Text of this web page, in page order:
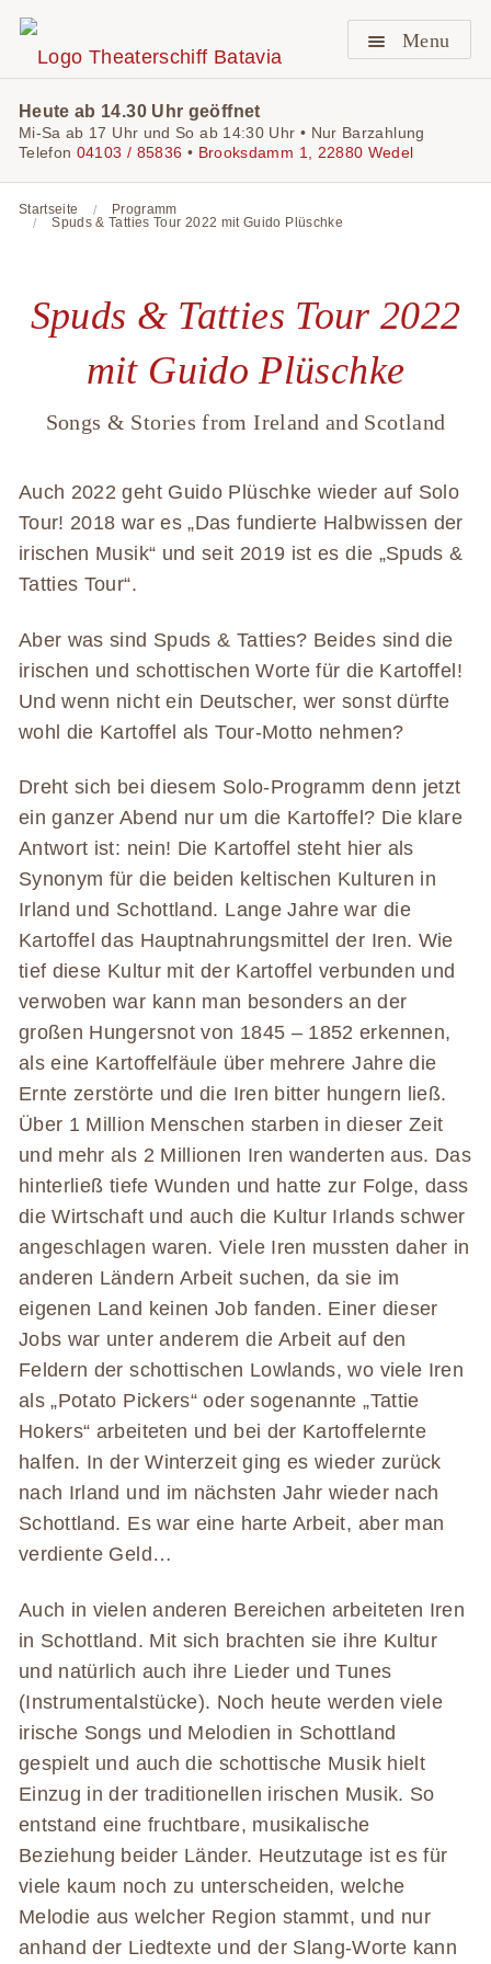
Menu
Heute ab 14.30 Uhr geöffnet
Mi-Sa ab 17 Uhr und So ab 14:30 Uhr • Nur Barzahlung
Telefon 04103 / 85836 • Brooksdamm 1, 22880 Wedel
Startseite
Programm
Spuds & Tatties Tour 2022 mit Guido Plüschke
Spuds & Tatties Tour 2022
mit Guido Plüschke
Songs & Stories from Ireland and Scotland
Auch 2022 geht Guido Plüschke wieder auf Solo
Tour! 2018 war es „Das fundierte Halbwissen der
irischen Musik“ und seit 2019 ist es die „Spuds &
Tatties Tour“.
Aber was sind Spuds & Tatties? Beides sind die
irischen und schottischen Worte für die Kartoffel!
Und wenn nicht ein Deutscher, wer sonst dürfte
wohl die Kartoffel als Tour-Motto nehmen?
Dreht sich bei diesem Solo-Programm denn jetzt
ein ganzer Abend nur um die Kartoffel? Die klare
Antwort ist: nein! Die Kartoffel steht hier als
Synonym für die beiden keltischen Kulturen in
Irland und Schottland. Lange Jahre war die
Kartoffel das Hauptnahrungsmittel der Iren. Wie
tief diese Kultur mit der Kartoffel verbunden und
verwoben war kann man besonders an der
großen Hungersnot von 1845 – 1852 erkennen,
als eine Kartoffelfäule über mehrere Jahre die
Ernte zerstörte und die Iren bitter hungern ließ.
Über 1 Million Menschen starben in dieser Zeit
und mehr als 2 Millionen Iren wanderten aus. Das
hinterließ tiefe Wunden und hatte zur Folge, dass
die Wirtschaft und auch die Kultur Irlands schwer
angeschlagen waren. Viele Iren mussten daher in
anderen Ländern Arbeit suchen, da sie im
eigenen Land keinen Job fanden. Einer dieser
Jobs war unter anderem die Arbeit auf den
Feldern der schottischen Lowlands, wo viele Iren
als „Potato Pickers“ oder sogenannte „Tattie
Hokers“ arbeiteten und bei der Kartoffelernte
halfen. In der Winterzeit ging es wieder zurück
nach Irland und im nächsten Jahr wieder nach
Schottland. Es war eine harte Arbeit, aber man
verdiente Geld…
Auch in vielen anderen Bereichen arbeiteten Iren
in Schottland. Mit sich brachten sie ihre Kultur
und natürlich auch ihre Lieder und Tunes
(Instrumentalstücke). Noch heute werden viele
irische Songs und Melodien in Schottland
gespielt und auch die schottische Musik hielt
Einzug in der traditionellen irischen Musik. So
entstand eine fruchtbare, musikalische
Beziehung beider Länder. Heutzutage ist es für
viele kaum noch zu unterscheiden, welche
Melodie aus welcher Region stammt, und nur
anhand der Liedtexte und der Slang-Worte kann